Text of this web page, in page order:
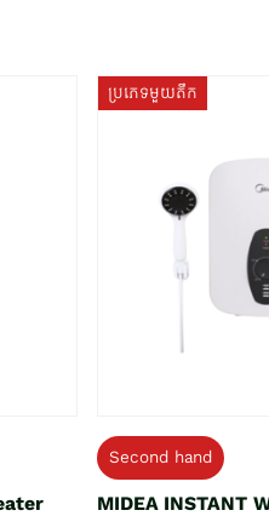
ប្រភេទមួយតឹក
Second hand
MIDEA INSTANT